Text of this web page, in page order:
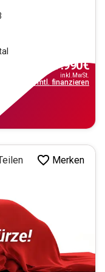
17.990€
inkl.MwSt.
179€mtl. finanzieren
Merken